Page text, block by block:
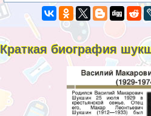
Краткая биография